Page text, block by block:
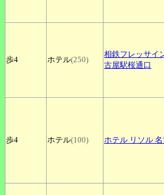
歩4 ホテル(250)
相鉄フレッサイ
古屋駅桜通口
歩4 ホテル(100) ホテル リソル